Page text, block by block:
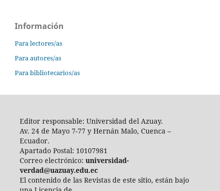
Información
Para lectores/as
Para autores/as
Para bibliotecarios/as
Editor responsable: Universidad del Azuay.
Av. 24 de Mayo 7-77 y Hernán Malo, Cuenca –
Ecuador.
Apartado Postal: 10107981
Correo electrónico: universidad-
verdad@uazuay.edu.ec
El contenido de las Revistas de este sitio, están bajo